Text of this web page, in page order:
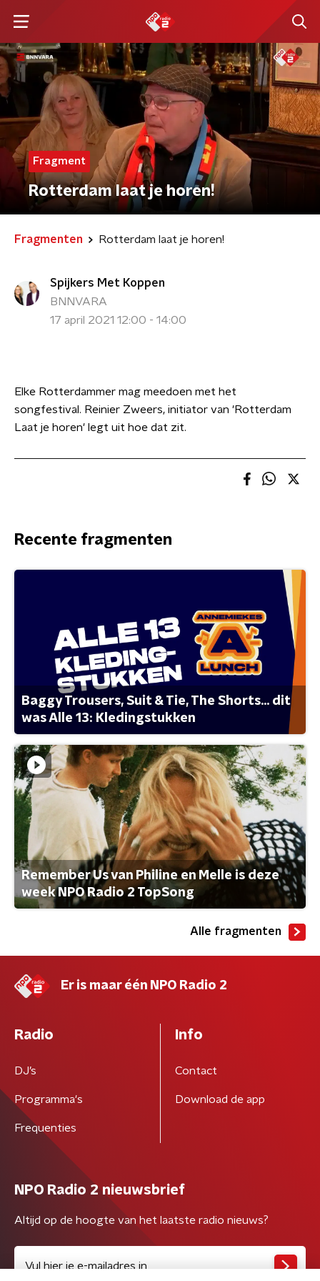
Fragment
Rotterdam laat je horen!
Fragmenten Rotterdam laat je horen!
Spijkers Met Koppen
BNNVARA
17 april 2021 12:00 - 14:00
Elke Rotterdammer mag meedoen met het
songfestival. Reinier Zweers, initiator van 'Rotterdam
Laat je horen' legt uit hoe dat zit.
Recente fragmenten
Baggy Trousers, Suit & Tie, The Shorts... dit
was Alle 13: Kledingstukken
Remember Us van Philine en Melle is deze
week NPO Radio 2 TopSong
Alle fragmenten
Er is maar één NPO Radio 2
Radio
DJ’s
Programma's
Frequenties
Info
Contact
Download de app
NPO Radio 2 nieuwsbrief
Altijd op de hoogte van het laatste radio nieuws?